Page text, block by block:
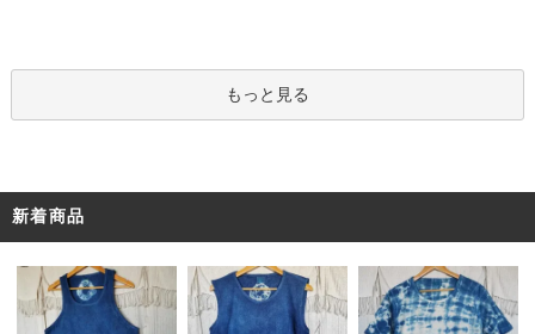
もっと見る
新着商品